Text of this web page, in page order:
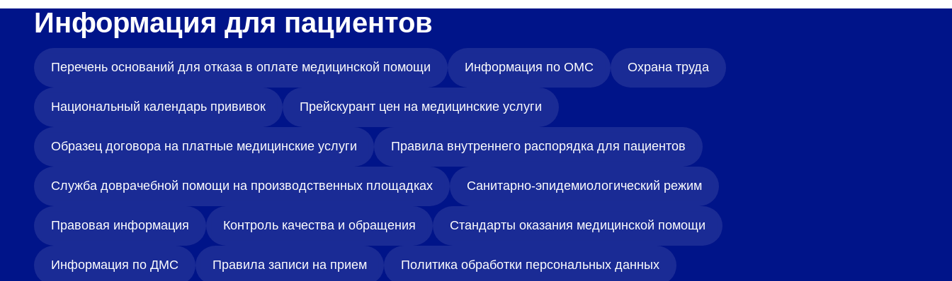
Информация для пациентов
Перечень оснований для отказа в оплате медицинской помощи Информация по ОМС Охрана труда
Национальный календарь прививок Прейскурант цен на медицинские услуги
Образец договора на платные медицинские услуги Правила внутреннего распорядка для пациентов
Служба доврачебной помощи на производственных площадках Санитарно-эпидемиологический режим
Правовая информация Контроль качества и обращения Стандарты оказания медицинской помощи
Информация по ДМС Правила записи на прием Политика обработки персональных данных